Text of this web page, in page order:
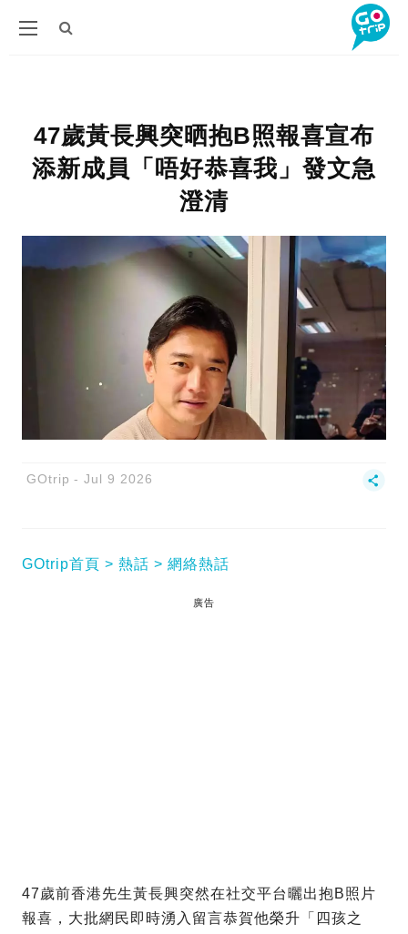
47歲黃長興突晒抱B照報喜宣布
添新成員「唔好恭喜我」發文急
澄清
GOtrip Jul 9 2026
GOtrip首頁 熱話 網絡熱話
廣告
47歲前香港先生黃長興突然在社交平台曬出抱B照片
報喜，大批網民即時湧入留言恭賀他榮升「四孩之